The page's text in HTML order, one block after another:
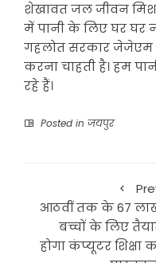
शेखावत जल जीवन
में पानी के लिए घर घर
गहलोत सरकार जेजेएम
करना चाहती है। हम
रहे हैं।
Posted in जयपुर
आठवीं तक के 67
बच्चों के लिए
होगा कंप्यूटर शिक्षा